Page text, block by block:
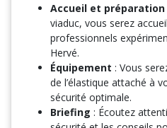
Accueil et préparation
viaduc, vous serez
professionnels
Hervé.
Équipement : Vous
de l’élastique attaché à
sécurité optimale.
Briefing : Écoutez